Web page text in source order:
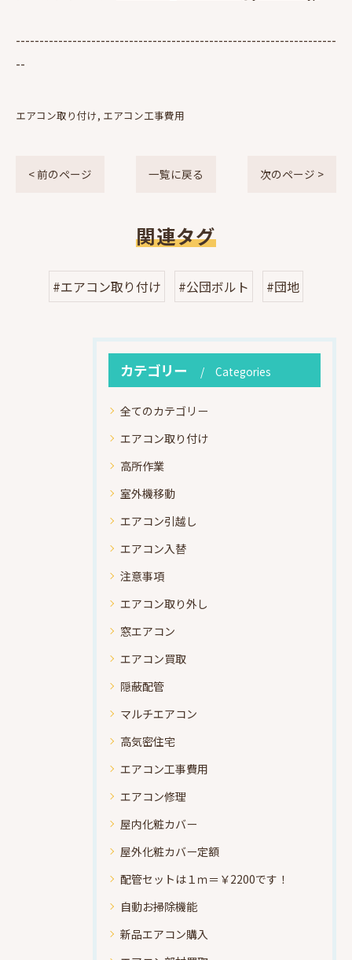
--------------------------------------------------------------------
--
エアコン取り付け エアコン工事費用
< 前のページ 一覧に戻る 次のページ >
関連タグ
#エアコン取り付け #公団ボルト #団地
カテゴリー Categories
全てのカテゴリー
エアコン取り付け
高所作業
室外機移動
エアコン引越し
エアコン入替
注意事項
エアコン取り外し
窓エアコン
エアコン買取
隠蔽配管
マルチエアコン
高気密住宅
エアコン工事費用
エアコン修理
屋内化粧カバー
屋外化粧カバー定額
配管セットは１ｍ＝￥2200です！
自動お掃除機能
新品エアコン購入